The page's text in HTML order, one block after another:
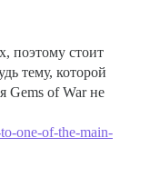
поэтому стоит
тему, которой
Gems of War не
one-of-the-main-